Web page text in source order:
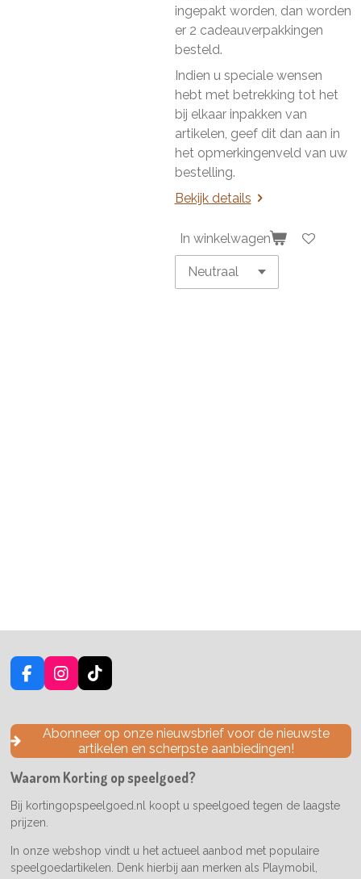
ingepakt worden, dan worden
er 2 cadeauverpakkingen
besteld.
Indien u speciale wensen
hebt met betrekking tot het
bij elkaar inpakken van
artikelen, geef dit dan aan in
het opmerkingenveld van uw
bestelling.
Bekijk details
In winkelwagen
F
a
e
o
k
I
n
t
a
g
a
m
T
i
T
o
k
Abonneer op onze nieuwsbrief voor de nieuwste
artikelen en scherpste aanbiedingen!
Waarom Korting op speelgoed?
Bij kortingopspeelgoed.nl koopt u speelgoed tegen de laagste
prijzen.
In onze webshop vindt u het actueel aanbod met populaire
speelgoedartikelen. Denk hierbij aan merken als Playmobil,